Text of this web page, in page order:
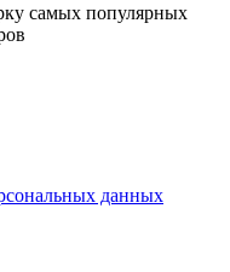
самых популярных
данных